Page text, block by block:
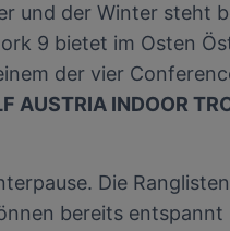
und der Winter steht
9 bietet im Osten
der vier
AUSTRIA INDOOR
Die
bereits entspannt